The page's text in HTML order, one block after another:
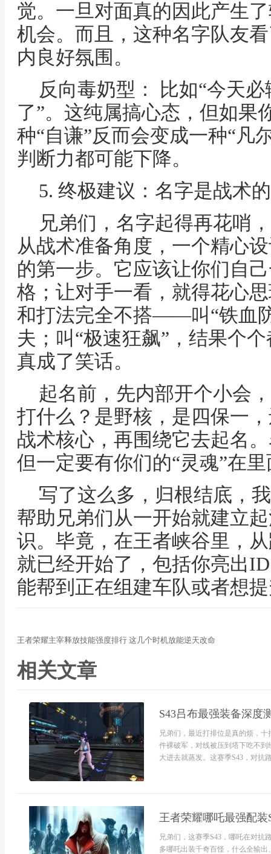
觉。一旦对面真的因此产生
机会。而且，这种名字队友
内良好氛围。
反向毒奶型： 比如“今天
了”。这纯属搞心态，但如果
种“自谦”反而会变成一种“凡
判断力都可能下降。
5. 终极建议：名字是战术
兄弟们，名字起得再花哨
从战术准备角度，一个精心
的第一步。它应该让你们自
格；让对手一看，就得花心
和打法完全不搭——叫“铁血
夫；叫“极速狂飙”，结果个
真成了笑话。
起名前，先内部开个小会
打什么？是野核，是四保一
战术核心，再围绕它去起名
但一定要有你们的“灵魂”在
写了这么多，归根结底，
帮助兄弟们从一开始就建立
识。毕竟，在王者峡谷里，
就已经开始了，包括你亮出
能帮到正在组建车队或者想
王者荣耀主宰释放技能强度排行 这几个时机放能逆天改命
相关文章
S43吕布最强装备深度
兄弟们，最近打排位是真的烦，
件裸破军，对线被压到塔下吃不
大进去就蒸发。这赛季S43，对抗
王者荣耀哪吒最强配装
兄弟们，这赛季S43，哪吒在对抗
多哪吒出装千奇百怪，什么全输